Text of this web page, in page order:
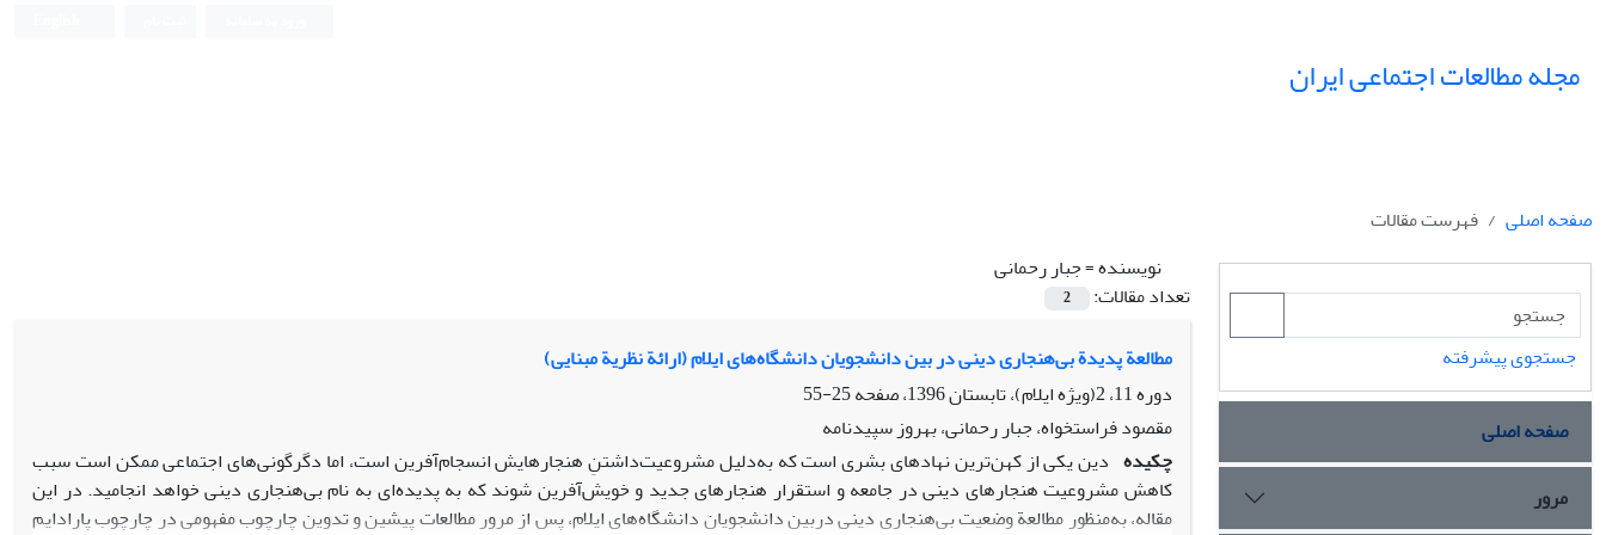
مجله مطالعات اجتماعی ایران
صفحه اصلی
فهرست مقالات
نویسنده =جبار رحمانی
تعداد مقالات:
2
مطالعة پدیدة بی‌هنجاری دینی در بین دانشجویان دانشگاه‌های ایلام (ارائة نظریة مبنایی)
دوره 11، 2(ویژه ایلام)، تابستان 1396، صفحه
25-55
مقصود فراستخواه، جبار رحمانی، بهروز سپیدنامه
چکیده دین‌ یکی از کهن‌ترین نهادهای بشری است که به‌دلیل مشروعیت‌داشتنِ هنجارهایش انسجام‌آفرین است، اما دگرگونی‌های اجتماعی ممکن است سبب
کاهش مشروعیت هنجارهای دینی در جامعه و استقرار هنجارهای جدید و خویش‌آفرین شوند که به پدیده‌ای به نام بی‌هنجاری دینی خواهد انجامید. در این
مقاله، به‌منظور مطالعة وضعیت بی‌هنجاری دینی دربین دانشجویان دانشگاه‌های ایلام، پس از مرور مطالعات پیشین و تدوین چارچوب مفهومی در چارچوب پارادایم
جستجوی پیشرفته
صفحه اصلی
مرور